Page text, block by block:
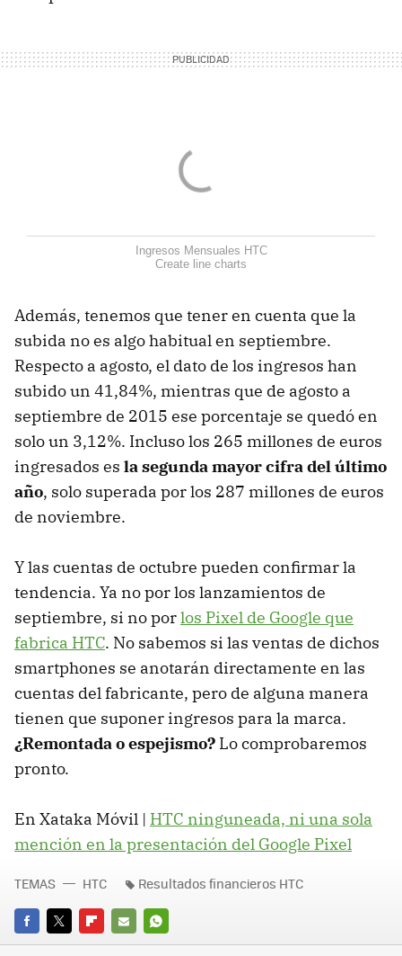
Ingresos Mensuales HTC
Create line charts
Además, tenemos que tener en cuenta que la
subida no es algo habitual en septiembre.
Respecto a agosto, el dato de los ingresos han
subido un 41,84%, mientras que de agosto a
septiembre de 2015 ese porcentaje se quedó en
solo un 3,12%. Incluso los 265 millones de euros
ingresados es la segunda mayor cifra del último
año, solo superada por los 287 millones de euros
de noviembre.
Y las cuentas de octubre pueden confirmar la
tendencia. Ya no por los lanzamientos de
septiembre, si no porlos Pixel de Google que
fabrica HTC. No sabemos si las ventas de dichos
smartphones se anotarán directamente en las
cuentas del fabricante, pero de alguna manera
tienen que suponer ingresos para la marca.
¿Remontada o espejismo? Lo comprobaremos
pronto.
En Xataka Móvil | HTC ninguneada, ni una sola
mención en la presentación del Google Pixel
FACEBOOK
TWITTERFLIPBOARD
E-
WHATSAPP
TEMAS HTC Resultados financieros HTC